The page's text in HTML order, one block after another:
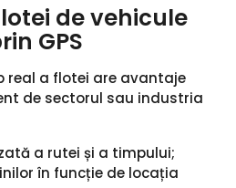
de vehicule
GPS
real a flotei are avantaje
de sectorul sau industria
a rutei și a timpului;
în funcție de locația